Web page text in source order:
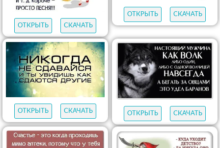
ОТКРЫТЬ СКАЧАТЬ
ОТКРЫТЬ СКАЧАТЬ
ОТКРЫТЬ СКАЧАТЬ ОТКРЫТЬ СКАЧАТЬ